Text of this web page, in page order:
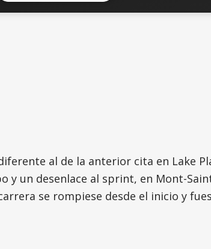
al de la anterior cita en Lake
un desenlace al sprint, en Mont-
se rompiese desde el inicio y